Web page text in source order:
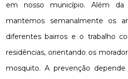
em nosso município. Além
mantemos semanalmente os
diferentes bairros e o trabalho
residências, orientando os
mosquito. A prevenção